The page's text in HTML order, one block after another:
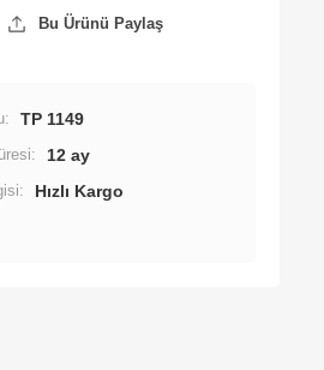
Bu Ürünü Paylaş
TP 1149
12 ay
Hızlı Kargo